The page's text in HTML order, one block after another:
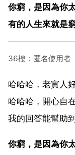
你窮，是因為你
有的人生來就是
36樓：匿名使用者
哈哈哈，老實人
哈哈哈，開心自
我的回答能幫助
你窮，是因為你